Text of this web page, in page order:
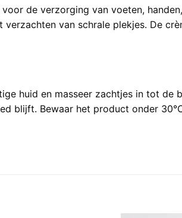
de verzorging van voeten,
van schrale plekjes. De
huid en masseer zachtjes in tot
blijft. Bewaar het product onder